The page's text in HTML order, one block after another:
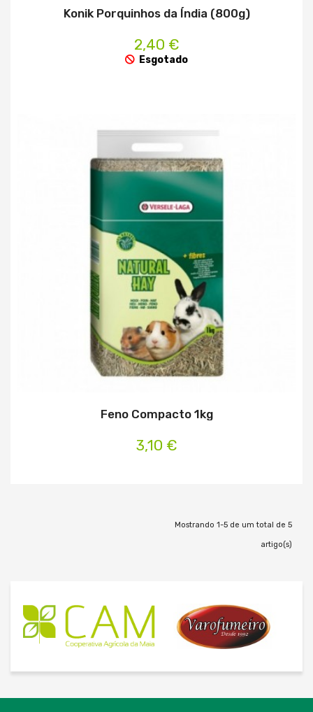
Konik Porquinhos da Índia (800g)
2,40 €
Esgotado
Feno Compacto 1kg
3,10 €
Mostrando 1-5 de um total de 5
artigo(s)